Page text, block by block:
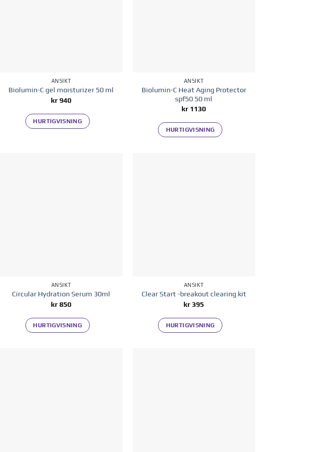
ANSIKT
Biolumin-C gel moisturizer 50 ml
kr940
HURTIGVISNING
ANSIKT
Biolumin-C Heat Aging Protector
spf50 50 ml
kr 1130
HURTIGVISNING
ANSIKT
Circular Hydration Serum 30ml
kr850
HURTIGVISNING
ANSIKT
Clear Start -breakout clearing kit
kr395
HURTIGVISNING